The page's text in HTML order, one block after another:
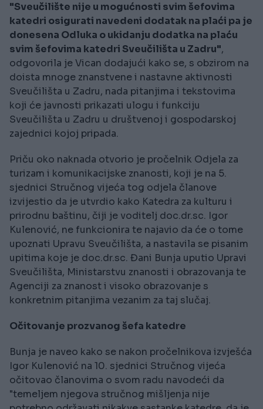
"Sveučilište nije u mogućnosti svim šefovima
katedri osigurati navedeni dodatak na plaći pa je
donesena Odluka o ukidanju dodatka na plaću
svim šefovima katedri Sveučilišta u Zadru",
odgovorila je Vican dodajući kako se, s obzirom na
doista mnoge znanstvene i nastavne aktivnosti
Sveučilišta u Zadru, nada pitanjima i tekstovima
koji će javnosti prikazati ulogu i funkciju
Sveučilišta u Zadru u društvenoj i gospodarskoj
zajednici kojoj pripada.
Priču oko naknada otvorio je pročelnik Odjela za
turizam i komunikacijske znanosti, koji je na 5.
sjednici Stručnog vijeća tog odjela članove
izvijestio da je utvrdio kako Katedra za kulturu i
prirodnu baštinu, čiji je voditelj doc.dr.sc. Igor
Kulenović, ne funkcionira te najavio da će o tome
upoznati Upravu Sveučilišta, a nastavila se pisanim
upitima koje je doc.dr.sc. Đani Bunja uputio Upravi
Sveučilišta, Ministarstvu znanosti i obrazovanja te
Agenciji za znanost i visoko obrazovanje s
konkretnim pitanjima vezanim za taj slučaj.
Očitovanje prozvanog šefa katedre
Bunja je naveo kako se nakon pročelnikova izvješća
Igor Kulenović na 10. sjednici Stručnog vijeća
očitovao članovima o svom radu navodeći da
"temeljem njegova stručnog mišljenja nije